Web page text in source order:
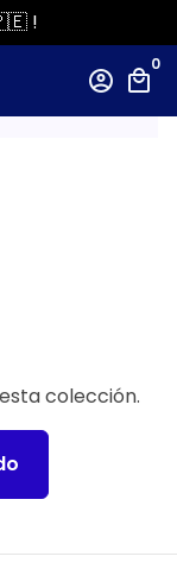
!
account_circle local_mall
0
colección.